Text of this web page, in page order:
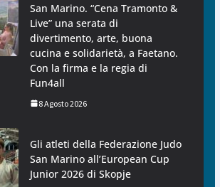
San Marino. “Cena Tramonto &
Live” una serata di
divertimento, arte, buona
cucina e solidarietà, a Faetano.
Con la firma e la regia di
Fun4all
8 Agosto 2026
Gli atleti della Federazione Judo
San Marino all’European Cup
Junior 2026 di Skopje